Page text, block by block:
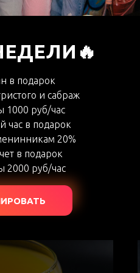
в подарок
и сабраж
1000 руб/час
час в подарок
20%
в подарок
2000 руб/час
2, 3 или 4
оттарифа